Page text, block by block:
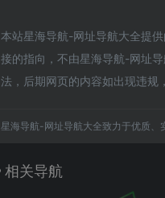
本站星海导航-网址导航大全提
接的指向，不由星海导航-网址
法，后期网页的内容如出现违规
星海导航-网址导航大全致力于优质、
相关导航